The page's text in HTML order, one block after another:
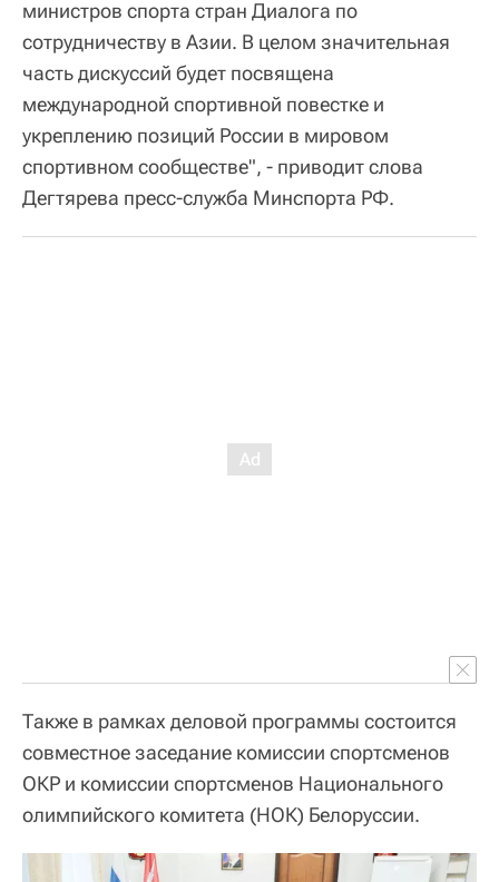
министров спорта стран Диалога по
сотрудничеству в Азии. В целом значительная
часть дискуссий будет посвящена
международной спортивной повестке и
укреплению позиций России в мировом
спортивном сообществе", - приводит слова
Дегтярева пресс-служба Минспорта РФ.
Также в рамках деловой программы состоится
совместное заседание комиссии спортсменов
ОКР и комиссии спортсменов Национального
олимпийского комитета (НОК) Белоруссии.